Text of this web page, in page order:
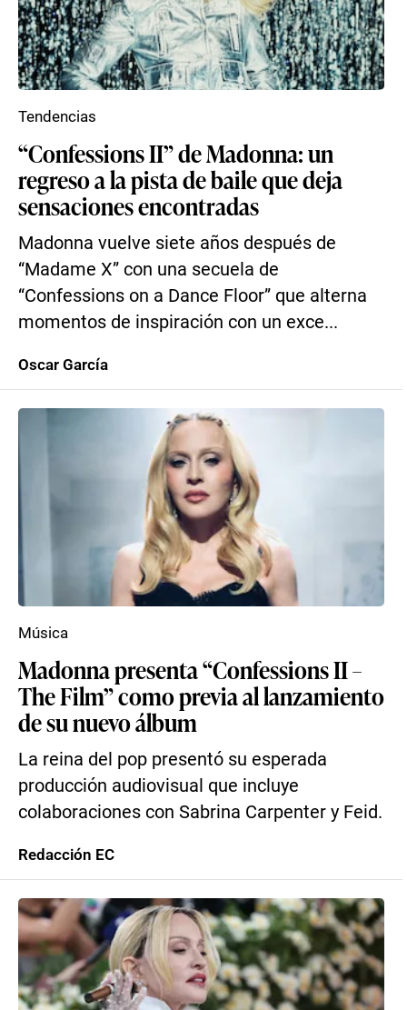
“Confessions II” de Madonna: un
regreso a la pista de baile que deja
sensaciones encontradas
Madonna vuelve siete años después de
“Madame X” con una secuela de
“Confessions on a Dance Floor” que alterna
momentos de inspiración con un exce...
Tendencias
Oscar García
Madonna presenta “Confessions II –
The Film” como previa al lanzamiento
de su nuevo álbum
La reina del pop presentó su esperada
producción audiovisual que incluye
colaboraciones con Sabrina Carpenter y Feid.
Música
Redacción EC